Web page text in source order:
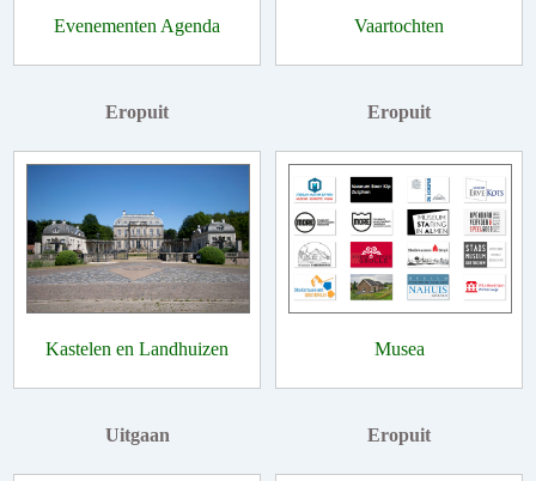
Evenementen Agenda Vaartochten
Eropuit
Kastelen en Landhuizen
Eropuit
Musea
Uitgaan Eropuit